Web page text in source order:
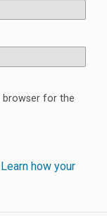
browser for the
Learn how your